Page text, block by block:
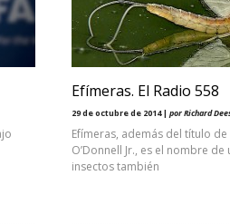
Efímeras. El Radio 558
29 de octubre de 2014 | por Richard
Efímeras, además del título
O’Donnell Jr., es el nombre
insectos también